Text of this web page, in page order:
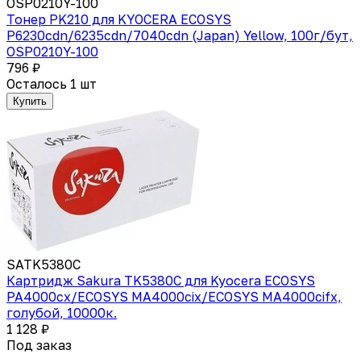
Тонер PK210 для KYOCERA ECOSYS
P6230cdn/6235cdn/7040cdn (Japan) Yellow, 100г/бут,
OSP0210Y-100
796 ₽
Осталось 1 шт
Купить
SATK5380C
Картридж Sakura TK5380C для Kyocera ECOSYS
PA4000cx/ECOSYS MA4000cix/ECOSYS MA4000cifx,
голубой, 10000к.
1 128 ₽
Под заказ